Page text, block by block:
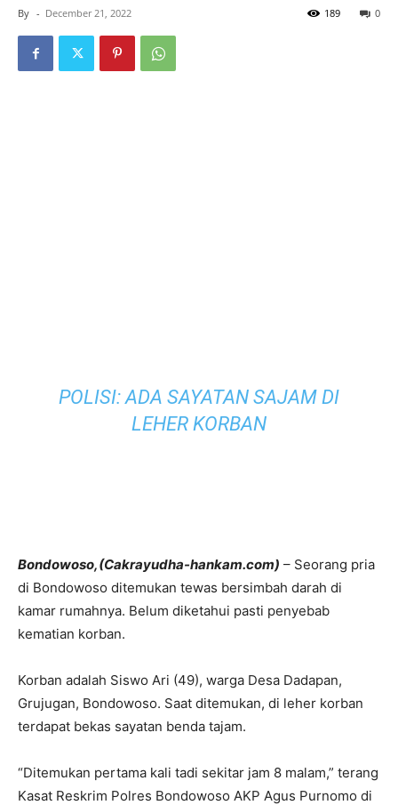
By - December 21, 2022 0
189
POLISI: ADA SAYATAN SAJAM DI
LEHER KORBAN
Bondowoso,(Cakrayudha-hankam.com) – Seorang pria
di Bondowoso ditemukan tewas bersimbah darah di
kamar rumahnya. Belum diketahui pasti penyebab
kematian korban.
Korban adalah Siswo Ari (49), warga Desa Dadapan,
Grujugan, Bondowoso. Saat ditemukan, di leher korban
terdapat bekas sayatan benda tajam.
“Ditemukan pertama kali tadi sekitar jam 8 malam,” terang
Kasat Reskrim Polres Bondowoso AKP Agus Purnomo di